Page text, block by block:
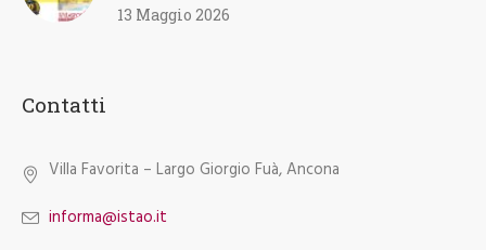
13 Maggio 2026
Contatti
Villa Favorita – Largo Giorgio Fuà, Ancona
informa@istao.it